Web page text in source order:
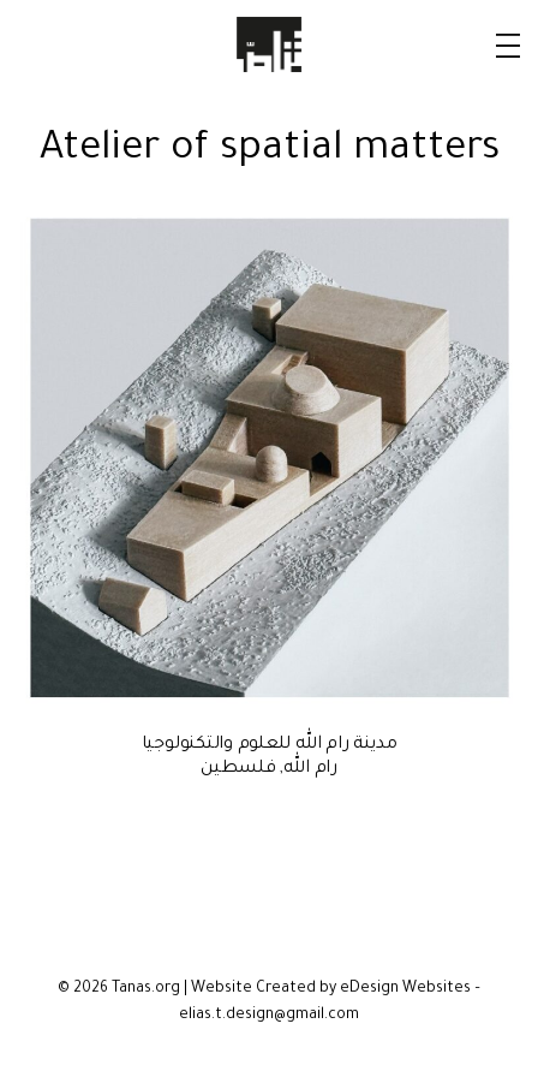
Atelier of spatial matters
مدينة رام الله للعلوم والتكنولوجيا
رام الله, فلسطين
© 2026 Tanas.org | Website Created by eDesign Websites –
elias.t.design@gmail.com